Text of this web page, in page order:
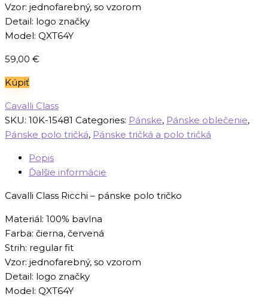
Vzor: jednofarebný, so vzorom
Detail: logo značky
Model: QXT64Y
59,00 €
Kúpiť
Cavalli Class
SKU: 10K-15481 Categories: Pánske, Pánske oblečenie,
Pánske polo tričká, Pánske tričká a polo tričká
Popis
Ďalšie informácie
Cavalli Class Ricchi – pánske polo tričko
Materiál: 100% bavlna
Farba: čierna, červená
Strih: regular fit
Vzor: jednofarebný, so vzorom
Detail: logo značky
Model: QXT64Y